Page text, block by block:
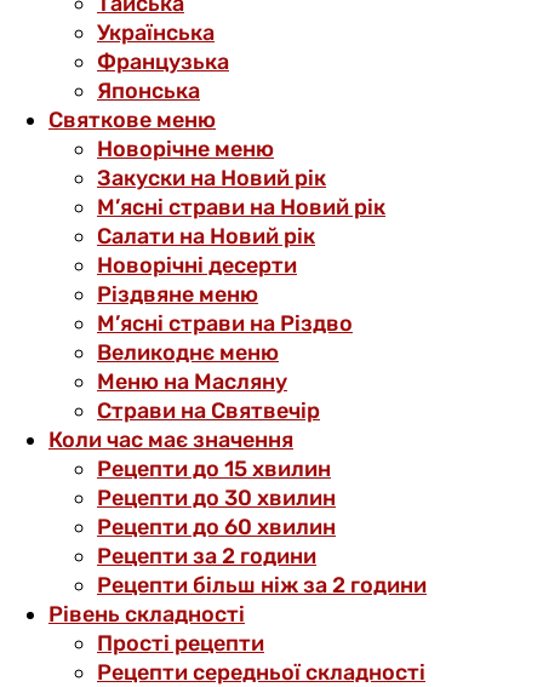
Українська
Французька
Японська
Святкове меню
Новорічне меню
Закуски на Новий рік
М’ясні страви на Новий рік
Салати на Новий рік
Новорічні десерти
Різдвяне меню
М’ясні страви на Різдво
Великоднє меню
Меню на Масляну
Страви на Святвечір
Коли час має значення
Рецепти до 15 хвилин
Рецепти до 30 хвилин
Рецепти до 60 хвилин
Рецепти за 2 години
Рецепти більш ніж за 2 години
Рівень складності
Прості рецепти
Рецепти середньої складності